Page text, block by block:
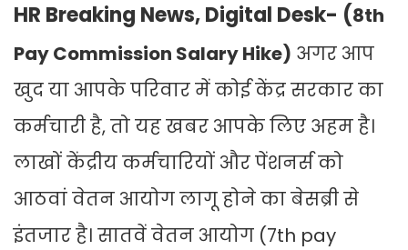
HR Breaking News, Digital Desk- (8th
Pay Commission Salary Hike) अगर आप
खुद या आपके परिवार में कोई केंद्र सरकार का
कर्मचारी है, तो यह खबर आपके लिए अहम है।
लाखों केंद्रीय कर्मचारियों और पेंशनर्स को
आठवां वेतन आयोग लागू होने का बेसब्री से
इंतजार है। सातवें वेतन आयोग (7th pay